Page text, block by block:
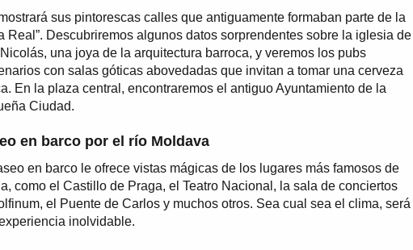
sus pintorescas calles que antiguamente formaban parte de la
Real”. Descubriremos algunos datos sorprendentes sobre la iglesia de
una joya de la arquitectura barroca, y veremos los pubs
con salas góticas abovedadas que invitan a tomar una cerveza
En la plaza central, encontraremos el antiguo Ayuntamiento de la
Ciudad.
en barco por el río Moldava
en barco le ofrece vistas mágicas de los lugares más famosos de
como el Castillo de Praga, el Teatro Nacional, la sala de conciertos
el Puente de Carlos y muchos otros. Sea cual sea el clima, será
inolvidable.